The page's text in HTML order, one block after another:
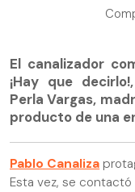
El canalizador
¡Hay que
Perla Vargas,
producto de una
Pablo Canaliza
Esta vez, se